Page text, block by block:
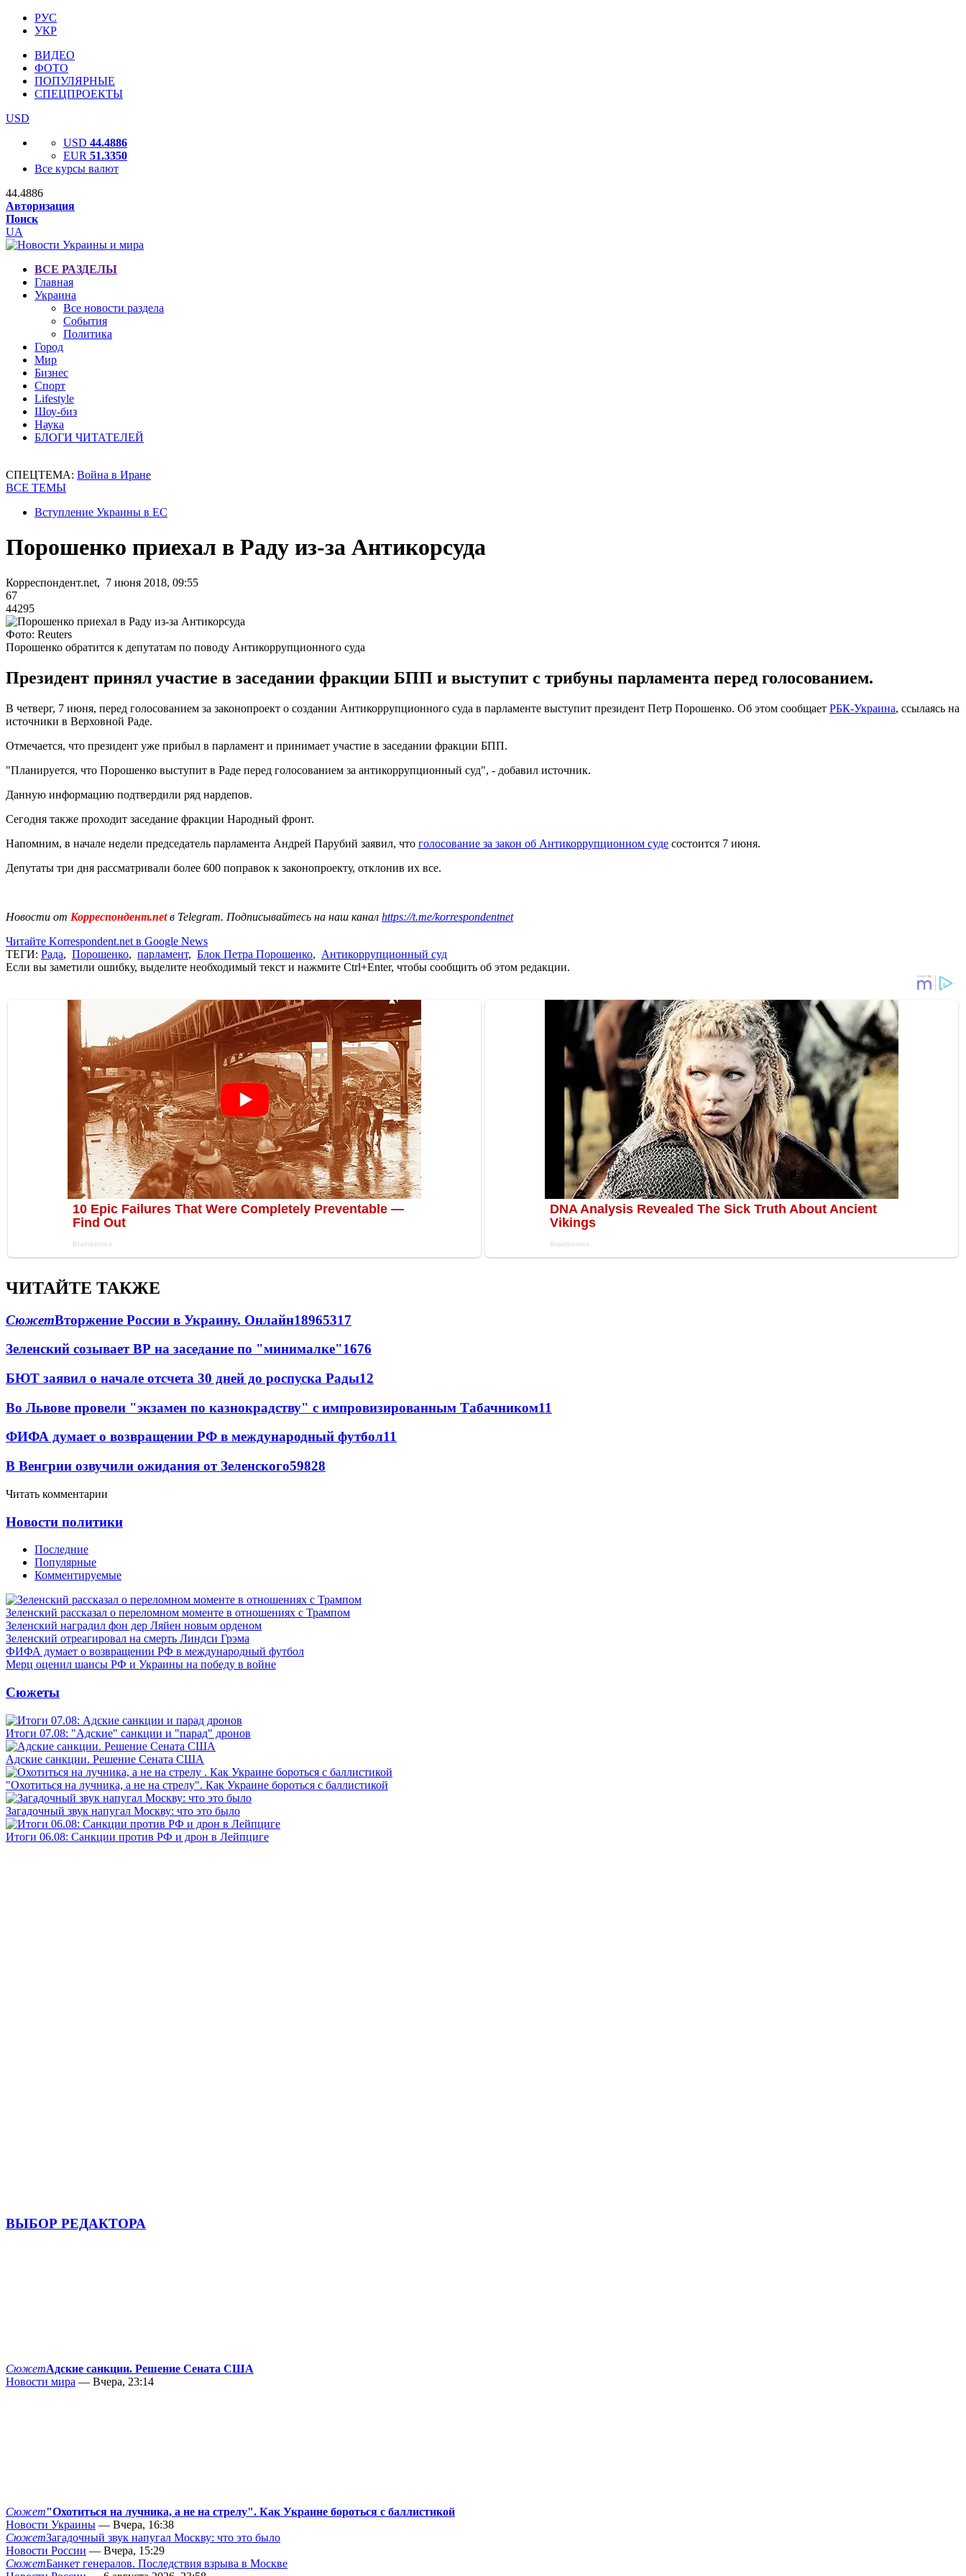
РУС
УКР
ВИДЕО
ФОТО
ПОПУЛЯРНЫЕ
СПЕЦПРОЕКТЫ
USD
USD 44.4886
EUR 51.3350
Все курсы валют
44.4886
Авторизация
Поиск
UA
ВСЕ РАЗДЕЛЫ
Главная
Украина
Все новости раздела
События
Политика
Город
Мир
Бизнес
Спорт
Lifestyle
Шоу-биз
Наука
БЛОГИ ЧИТАТЕЛЕЙ
СПЕЦТЕМА: Война в Иране
ВСЕ ТЕМЫ
Вступление Украины в ЕС
Порошенко приехал в Раду из-за Антикорсуда
Корреспондент.net, 7 июня 2018, 09:55
67
44295
Фото: Reuters
Порошенко обратится к депутатам по поводу Антикоррупционного суда
Президент принял участие в заседании фракции БПП и выступит с трибуны парламента перед голосованием.
В четверг, 7 июня, перед голосованием за законопроект о создании Антикоррупционного суда в парламенте выступит президент Петр Порошенко. Об этом сообщает РБК-Украина, ссылаясь на
источники в Верховной Раде.
Отмечается, что президент уже прибыл в парламент и принимает участие в заседании фракции БПП.
"Планируется, что Порошенко выступит в Раде перед голосованием за антикоррупционный суд", - добавил источник.
Данную информацию подтвердили ряд нардепов.
Сегодня также проходит заседание фракции Народный фронт.
Напомним, в начале недели председатель парламента Андрей Парубий заявил, что голосование за закон об Антикоррупционном суде состоится 7 июня.
Депутаты три дня рассматривали более 600 поправок к законопроекту, отклонив их все.
Новости от Корреспондент.netв Telegram. Подписывайтесь на наш канал https://t.me/korrespondentnet
Читайте Korrespondent.net в Google News
ТЕГИ: Рада, Порошенко, парламент, Блок Петра Порошенко, Антикоррупционный суд
Если вы заметили ошибку, выделите необходимый текст и нажмите Ctrl+Enter, чтобы сообщить об этом редакции.
ЧИТАЙТЕ ТАКЖЕ
СюжетВторжение России в Украину. Онлайн18965317
Зеленский созывает ВР на заседание по "минималке"1676
БЮТ заявил о начале отсчета 30 дней до роспуска Рады12
Во Львове провели "экзамен по казнокрадству" с импровизированным Табачником11
ФИФА думает о возвращении РФ в международный футбол11
В Венгрии озвучили ожидания от Зеленского59828
Читать комментарии
Новости политики
Последние
Популярные
Комментируемые
Зеленский рассказал о переломном моменте в отношениях с Трампом
Зеленский наградил фон дер Ляйен новым орденом
Зеленский отреагировал на смерть Линдси Грэма
ФИФА думает о возвращении РФ в международный футбол
Мерц оценил шансы РФ и Украины на победу в войне
Сюжеты
Итоги 07.08: "Адские" санкции и "парад" дронов
Адские санкции. Решение Сената США
"Охотиться на лучника, а не на стрелу". Как Украине бороться с баллистикой
Загадочный звук напугал Москву: что это было
Итоги 06.08: Санкции против РФ и дрон в Лейпциге
ВЫБОР РЕДАКТОРА
СюжетАдские санкции. Решение Сената США
Новости мира — Вчера, 23:14
Сюжет"Охотиться на лучника, а не на стрелу". Как Украине бороться с баллистикой
Новости Украины — Вчера, 16:38
СюжетЗагадочный звук напугал Москву: что это было
Новости России — Вчера, 15:29
СюжетБанкет генералов. Последствия взрыва в Москве